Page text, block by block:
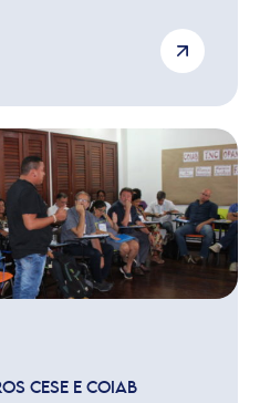
CESE E COIAB